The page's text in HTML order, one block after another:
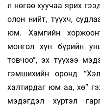
л нө­гөө хуучаа ярих
олон нийт, түүхч,
юм. Хамгийн
монгол хүн бүрийн
товчоо”, эх түүхээ
гэмшихийн оронд
халтирдаг юм аа, хө”
мэ­дэг­дэл хүртэл